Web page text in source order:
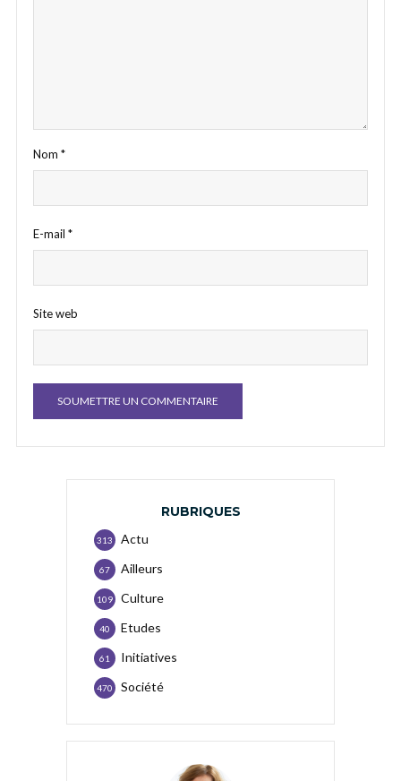
Nom *
E-mail *
Site web
RUBRIQUES
Actu
313
Ailleurs
67
Culture
109
Etudes
40
Initiatives
61
Société
470